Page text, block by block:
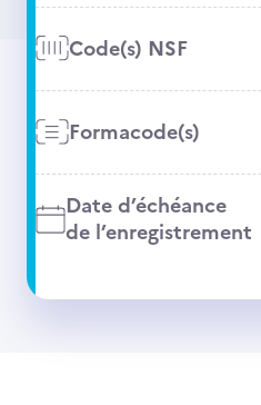
Code(s) NSF
Formacode(s)
Date d’échéance
de l’enregistrement